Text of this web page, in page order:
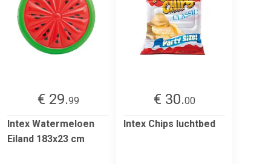
€ 29.99
Intex Watermeloen
Eiland 183x23 cm
€ 30.00
Intex Chips luchtbed